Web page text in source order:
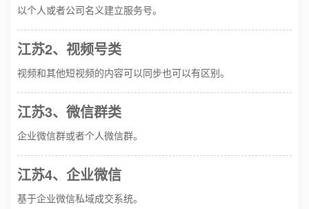
以个人或者公司名义建立服务号。
江苏2、视频号类
视频和其他短视频的内容可以同步也可以有区别。
江苏3、微信群类
企业微信群或者个人微信群。
江苏4、企业微信
基于企业微信私域成交系统。